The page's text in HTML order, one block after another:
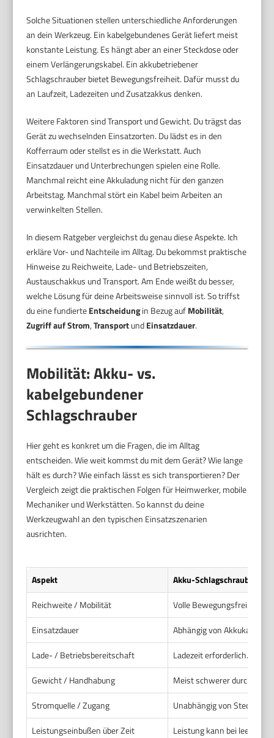
Solche Situationen stellen unterschiedliche Anforderungen
an dein Werkzeug. Ein kabelgebundenes Gerät liefert meist
konstante Leistung. Es hängt aber an einer Steckdose oder
einem Verlängerungskabel. Ein akkubetriebener
Schlagschrauber bietet Bewegungsfreiheit. Dafür musst du
an Laufzeit, Ladezeiten und Zusatzakkus denken.
Weitere Faktoren sind Transport und Gewicht. Du trägst das
Gerät zu wechselnden Einsatzorten. Du lädst es in den
Kofferraum oder stellst es in die Werkstatt. Auch
Einsatzdauer und Unterbrechungen spielen eine Rolle.
Manchmal reicht eine Akkuladung nicht für den ganzen
Arbeitstag. Manchmal stört ein Kabel beim Arbeiten an
verwinkelten Stellen.
In diesem Ratgeber vergleichst du genau diese Aspekte. Ich
erkläre Vor- und Nachteile im Alltag. Du bekommst praktische
Hinweise zu Reichweite, Lade- und Betriebszeiten,
Austauschakkus und Transport. Am Ende weißt du besser,
welche Lösung für deine Arbeitsweise sinnvoll ist. So triffst
du eine fundierteEntscheidungin Bezug aufMobilität,
Zugriff auf Strom,TransportundEinsatzdauer.
Mobilität: Akku- vs.
kabelgebundener
Schlagschrauber
Hier geht es konkret um die Fragen, die im Alltag
entscheiden. Wie weit kommst du mit dem Gerät? Wie lange
hält es durch? Wie einfach lässt es sich transportieren? Der
Vergleich zeigt die praktischen Folgen für Heimwerker, mobile
Mechaniker und Werkstätten. So kannst du deine
Werkzeugwahl an den typischen Einsatzszenarien
ausrichten.
Aspekt
Akku-Schlagschrauber
Reichweite / Mobilität
Volle Bewegungsfreiheit
Einsatzdauer
Abhängig von
Lade- / Betriebsbereitschaft
Ladezeit erforderlich. Du
Gewicht / Handhabung
Meist schwerer durch
Stromquelle / Zugang
Unabhängig von
Leistungseinbußen über Zeit
Leistung kann bei leerem